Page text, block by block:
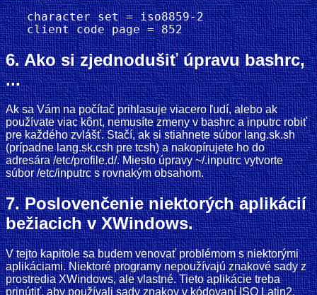
   character set = iso8859-2
6. Ako si zjednodušiť úpravu bashrc,
...
Ak sa Vám na počítač prihlasuje viacero ľudí, alebo ak
používate viac kônt, nemusíte zmeny v bashrc a inputrc robiť
pre každého zvlášť. Stačí, ak si stiahnete súbor lang.sk.sh
(prípadne lang.sk.csh pre tcsh) a nakopírujete ho do
adresára /etc/profile.d/. Miesto úpravy ~/.inputrc vytvorte
súbor /etc/inputrc s rovnakým obsahom.
7. Poslovenčenie niektorých aplikácií
bežiacich v XWindows.
V tejto kapitole sa budem venovať problémom s niektorými
aplikáciami. Niektoré programy nepoužívajú znakové sady z
prostredia XWindows, ale vlastné. Tieto aplikácie treba
prinútiť, aby používali sady znakov v kódovaní ISO Latin2.